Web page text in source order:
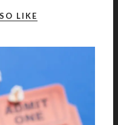
LIKE